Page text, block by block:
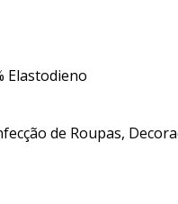
Elastodieno
de Roupas,